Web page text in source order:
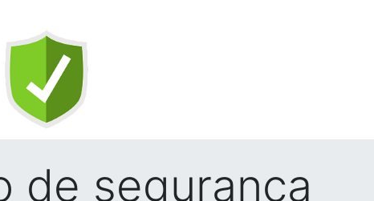
de segurança